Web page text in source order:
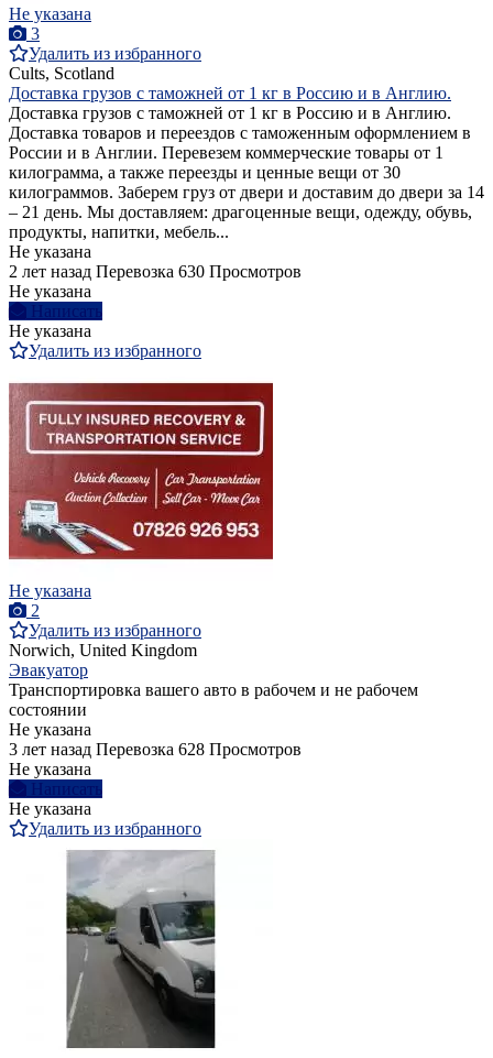
Не указана
3
Удалить из избранного
Cults, Scotland
Доставка грузов с таможней от 1 кг в Россию и в Англию.
Доставка грузов с таможней от 1 кг в Россию и в Англию.
Доставка товаров и переездов с таможенным оформлением в
России и в Англии. Перевезем коммерческие товары от 1
килограмма, а также переезды и ценные вещи от 30
килограммов. Заберем груз от двери и доставим до двери за 14
– 21 день. Мы доставляем: драгоценные вещи, одежду, обувь,
продукты, напитки, мебель...
Не указана
2 лет назад Перевозка 630 Просмотров
Не указана
Написать
Не указана
Удалить из избранного
Не указана
2
Удалить из избранного
Norwich, United Kingdom
Эвакуатор
Транспортировка вашего авто в рабочем и не рабочем
состоянии
Не указана
3 лет назад Перевозка 628 Просмотров
Не указана
Написать
Не указана
Удалить из избранного